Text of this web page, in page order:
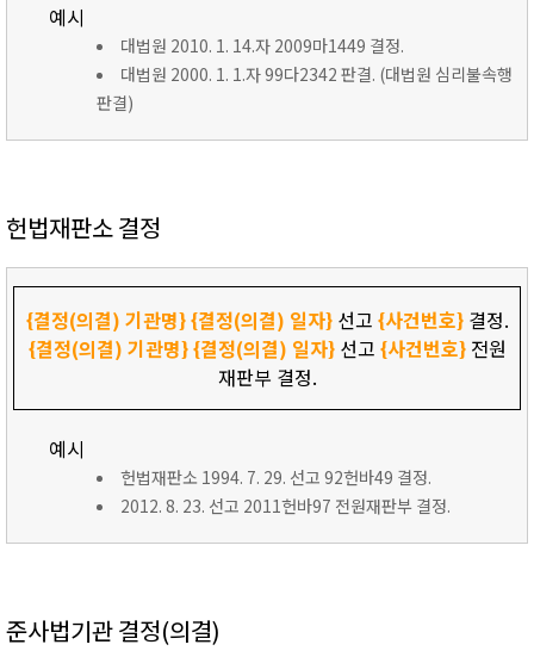
예시
대법원 2010. 1. 14.자 2009마1449 결정.
대법원 2000. 1. 1.자 99다2342 판결. (대법원 심리불속행
판결)
헌법재판소 결정
{결정(의결) 기관명}{결정(의결) 일자}선고 {사건번호}결정.
{결정(의결) 기관명}{결정(의결) 일자}선고 {사건번호}전원
재판부 결정.
예시
헌법재판소 1994. 7. 29. 선고 92헌바49 결정.
2012. 8. 23. 선고 2011헌바97 전원재판부 결정.
준사법기관 결정(의결)